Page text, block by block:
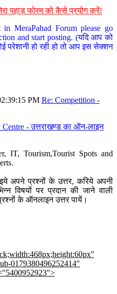
पहाड़ फोरम को कैसे प्रयोग करें!
MeraPahad Forum please go
and start posting. (यदि आप को
परेशानी हो रही हो तो आप इस सेक्शन
PM Re: Competition -
- उत्तराखण्ड का ऑन-लाइन
IT, Tourism,Tourist Spots and
अपने प्रश्नों के उत्तर, करिये अपनी
विषयों पर प्रदान की जाने वाली
के ऑनलाइन उत्तर पायें।
0179380496252414"